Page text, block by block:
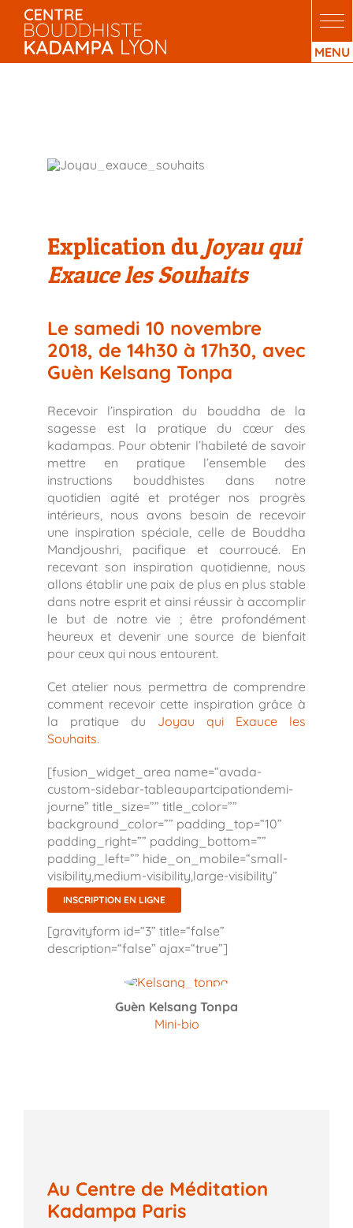
Passer
contenu
Explication du Joyau qui
Exauce les Souhaits
Le samedi 10 novembre
2018, de 14h30 à 17h30, avec
Guèn Kelsang Tonpa
Recevoir l’inspiration du bouddha de la
sagesse est la pratique du cœur des
kadampas. Pour obtenir l’habileté de savoir
mettre en pratique l’ensemble des
instructions bouddhistes dans notre
quotidien agité et protéger nos progrès
intérieurs, nous avons besoin de recevoir
une inspiration spéciale, celle de Bouddha
Mandjoushri, pacifique et courroucé. En
recevant son inspiration quotidienne, nous
allons établir une paix de plus en plus stable
dans notre esprit et ainsi réussir à accomplir
le but de notre vie ; être profondément
heureux et devenir une source de bienfait
pour ceux qui nous entourent.
Cet atelier nous permettra de comprendre
comment recevoir cette inspiration grâce à
la pratique du Joyau qui Exauce les
Souhaits.
[fusion_widget_area name=“avada-
custom-sidebar-tableaupartcipationdemi-
journe” title_size=”” title_color=””
background_color=”” padding_top=“10”
padding_right=”” padding_bottom=””
padding_left=”” hide_on_mobile=“small-
visibility,medium-visibility,large-visibility”
class=”” id=”” /]
INSCRIPTION EN LIGNE
[gravityform id=“3” title=“false”
description=“false” ajax=“true”]
Guèn Kelsang Tonpa
Mini-bio
Au Centre de Méditation
Kadampa Paris